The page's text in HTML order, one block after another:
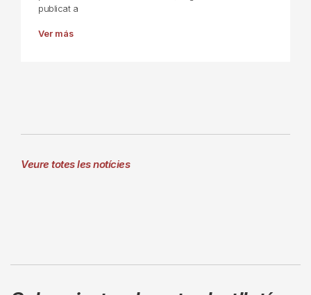
publicat a
Ver más
Veure totes les notícies